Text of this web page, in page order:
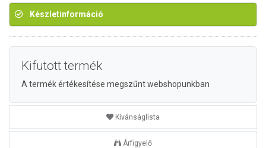
Készletinformáció
Kifutott termék
A termék értékesítése megszűnt webshopunkban
Kívánságlista
Árfigyelő